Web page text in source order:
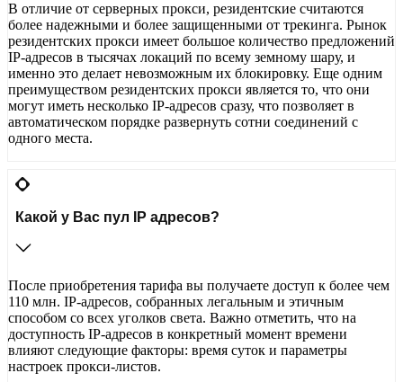
В отличие от серверных прокси, резидентские считаются
более надежными и более защищенными от трекинга. Рынок
резидентских прокси имеет большое количество предложений
IP-адресов в тысячах локаций по всему земному шару, и
именно это делает невозможным их блокировку. Еще одним
преимуществом резидентских прокси является то, что они
могут иметь несколько IP-адресов сразу, что позволяет в
автоматическом порядке развернуть сотни соединений с
одного места.
Какой у Вас пул IP адресов?
После приобретения тарифа вы получаете доступ к более чем
110 млн. IP-адресов, собранных легальным и этичным
способом со всех уголков света. Важно отметить, что на
доступность IP-адресов в конкретный момент времени
влияют следующие факторы: время суток и параметры
настроек прокси-листов.